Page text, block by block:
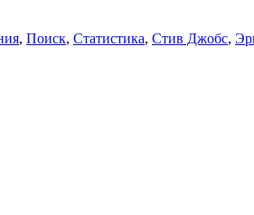
, Поиск, Статистика, Стив Джобс,